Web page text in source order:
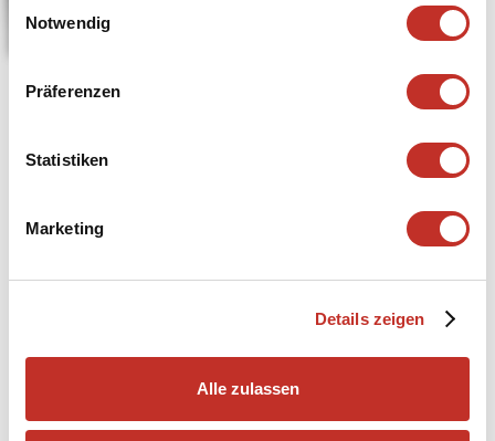
Notwendig
Präferenzen
Statistiken
Marketing
Details zeigen
Alle zulassen